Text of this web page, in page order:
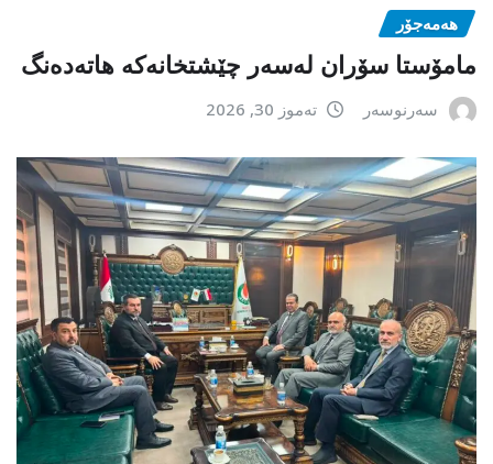
هەمەجۆر
مامۆستا سۆران لەسەر چێشتخانەكە هاتەدەنگ
سەرنوسەر تەموز 30, 2026